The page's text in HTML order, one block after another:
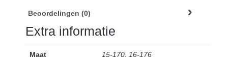
Beoordelingen (0)
Extra informatie
Maat 15-170, 16-176